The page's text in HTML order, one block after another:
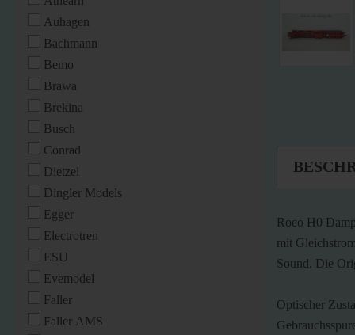
Roco H0
mit
Sound. Die
Optischer
Auhagen
Bachmann
Bemo
Brawa
Brekina
Busch
Conrad
Dietzel
Dingler Models
Egger
Electrotren
ESU
Evemodel
Faller
Faller AMS